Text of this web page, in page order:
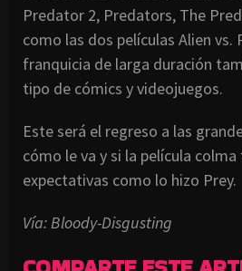
Predator 2, Predators, The
como las dos películas Alien vs.
franquicia de larga duración
tipo de cómics y videojuegos.
Este será el regreso a las
cómo le va y si la película
expectativas como lo hizo Prey.
Vía: Bloody-Disgusting